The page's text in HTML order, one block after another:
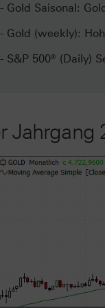
- Gold Saisonal:
- Gold (weekly):
- S&P 500® (Daily)
Jahrgang